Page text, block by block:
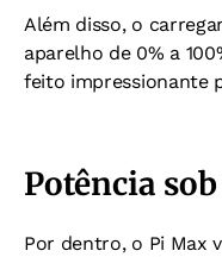
Além disso, o
aparelho de 0% a
feito impressionante
Potência
Por dentro, o Pi Max